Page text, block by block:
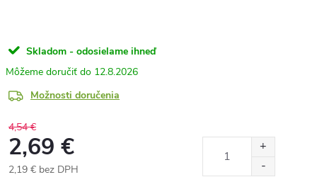
Skladom - odosielame ihneď
12.8.2026
Možnosti doručenia
4,54 €
2,69 €
2,19 € bez DPH